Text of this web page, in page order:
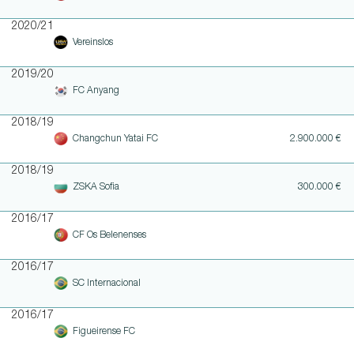
2020/21
Vereinslos
2019/20
FC Anyang
2018/19
Changchun Yatai FC 2.900.000 €
2018/19
ZSKA Sofia 300.000 €
2016/17
CF Os Belenenses
2016/17
SC Internacional
2016/17
Figueirense FC